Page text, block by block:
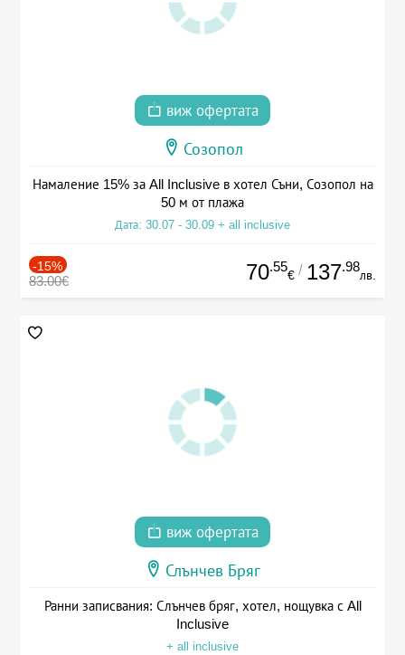
виж офертата
Созопол
Намаление 15% за All Inclusive в хотел Съни, Созопол на
50 м от плажа
Дата: 30.07 - 30.09 + all inclusive
-15%
83.00€ 70.55
€ / 137.98
лв.
виж офертата
Слънчев Бряг
Ранни записвания: Слънчев бряг, хотел, нощувка с All
Inclusive
+ all inclusive